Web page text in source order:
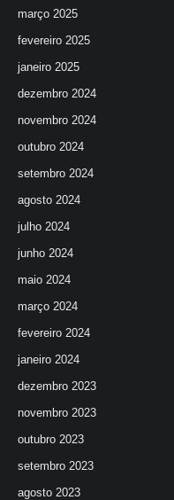
março 2025
fevereiro 2025
janeiro 2025
dezembro 2024
novembro 2024
outubro 2024
setembro 2024
agosto 2024
julho 2024
junho 2024
maio 2024
março 2024
fevereiro 2024
janeiro 2024
dezembro 2023
novembro 2023
outubro 2023
setembro 2023
agosto 2023